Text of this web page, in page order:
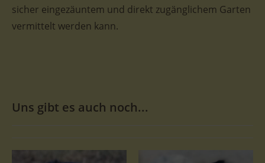
sicher eingezäuntem und direkt zugänglichem Garten
vermittelt werden kann.
Uns gibt es auch noch...